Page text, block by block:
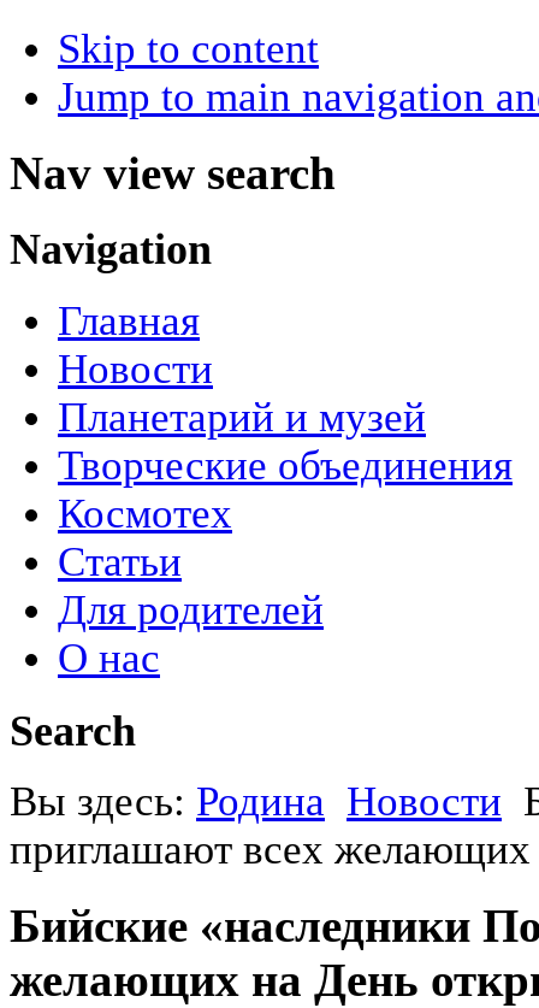
Skip to content
Jump to main navigation
Nav view search
Navigation
Главная
Новости
Планетарий и музей
Творческие объединения
Космотех
Статьи
Для родителей
О нас
Search
Вы здесь: Родина Новости
приглашают всех
Бийские «наследники
желающих на День